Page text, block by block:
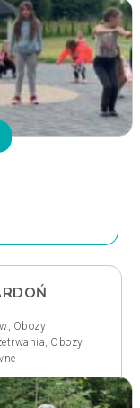
, Obozy
, Obozy